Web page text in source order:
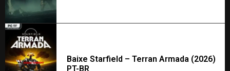
Baixe Starfield – Terran Armada (2026)
PT-BR